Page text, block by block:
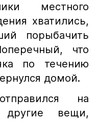
местного
хватились,
порыбачить
что
по течению
домой.
на
вещи,